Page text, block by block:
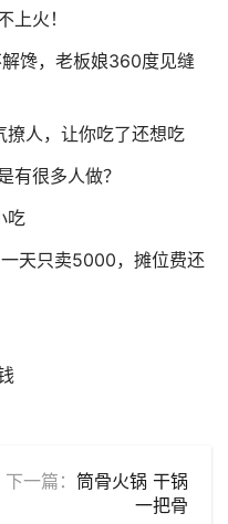
上火！
馋，老板娘360度见缝
人，让你吃了还想吃
有很多人做？
吃
天只卖5000，摊位费还
下一篇： 筒骨火锅 干锅
一把骨